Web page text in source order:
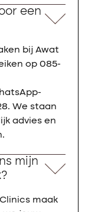
een
bij Awat
op 085-
We staan
advies en
mijn
maak